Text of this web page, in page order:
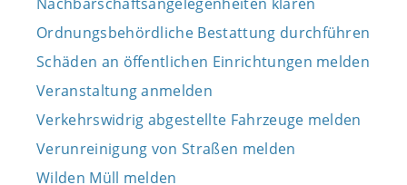
Ordnungsbehördliche Bestattung durchführen
Schäden an öffentlichen Einrichtungen melden
Veranstaltung anmelden
Verkehrswidrig abgestellte Fahrzeuge melden
Verunreinigung von Straßen melden
Wilden Müll melden